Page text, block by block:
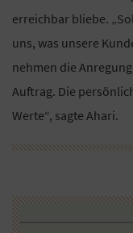
erreichbar bliebe.
uns, was unsere
nehmen die
Auftrag. Die
Werte“, sagte Ahari.